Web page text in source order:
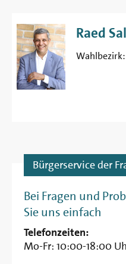
Raed
Bürgerservice der
Bei Fragen und
Sie uns einfach
Telefonzeiten:
Mo-Fr: 10:00-18:00